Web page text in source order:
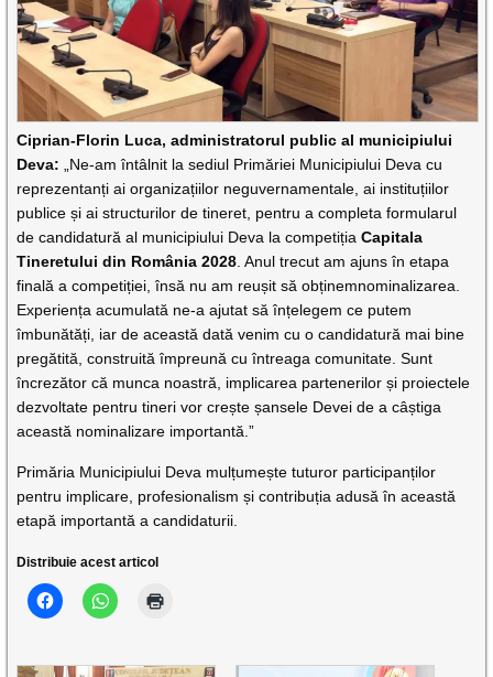
Ciprian-Florin Luca, administratorul public al municipiului
Deva:
„Ne-am întâlnit la sediul Primăriei Municipiului Deva cu
reprezentanți ai organizațiilor neguvernamentale, ai instituțiilor
publice și ai structurilor de tineret, pentru a completa formularul
de candidatură al municipiului Deva la competițiaCapitala
Tineretului din România 2028 . Anul trecut am ajuns în etapa
finală a competiției, însă nu am reușit să obținemnominalizarea.
Experiența acumulată ne-a ajutat să înțelegem ce putem
îmbunătăți, iar de această dată venim cu o candidatură mai bine
pregătită, construită împreună cu întreaga comunitate. Sunt
încrezător că munca noastră, implicarea partenerilor și proiectele
dezvoltate pentru tineri vor crește șansele Devei de a câștiga
această nominalizare importantă.”
Primăria Municipiului Deva mulțumește tuturor participanților
pentru implicare, profesionalism și contribuția adusă în această
etapă importantă a candidaturii.
Distribuie acest articol